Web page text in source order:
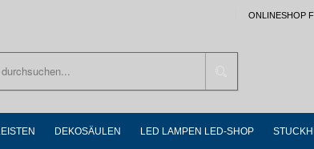
ONLINESHOP
DEKOSÄULEN LED LAMPEN LED-SHOP